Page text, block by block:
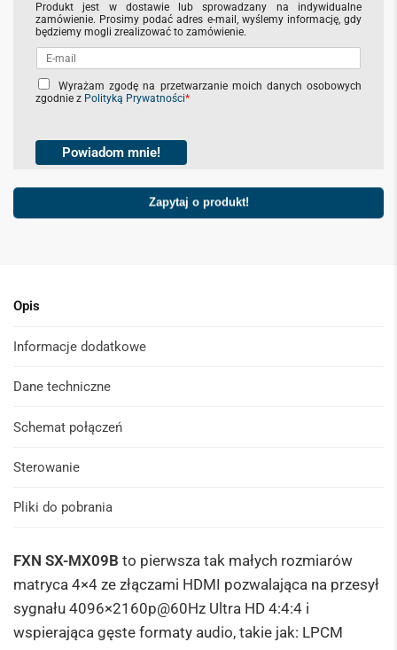
Produkt jest w dostawie lub sprowadzany na indywidualne
zamówienie. Prosimy podać adres e-mail, wyślemy informację, gdy
będziemy mogli zrealizować to zamówienie.
C
h
b
o
e
Wyrażam zgodę na przetwarzanie moich danych osobowych
zgodnie z Polityką Prywatności*
Powiadom mnie!
Zapytaj o produkt!
Opis
Informacje dodatkowe
Dane techniczne
Schemat połączeń
Sterowanie
Pliki do pobrania
FXN SX-MX09B to pierwsza tak małych rozmiarów
matryca 4×4 ze złączami HDMI pozwalająca na przesył
sygnału 4096×2160p@60Hz Ultra HD 4:4:4 i
wspierająca gęste formaty audio, takie jak: LPCM